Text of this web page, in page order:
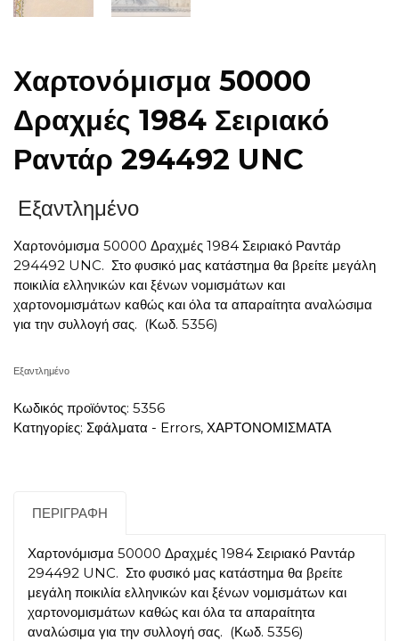
Χαρτονόμισμα 50000
Δραχμές 1984 Σειριακό
Ραντάρ 294492 UNC
Εξαντλημένο
Χαρτονόμισμα 50000 Δραχμές 1984 Σειριακό Ραντάρ
294492 UNC. Στο φυσικό μας κατάστημα θα βρείτε μεγάλη
ποικιλία ελληνικών και ξένων νομισμάτων και
χαρτονομισμάτων καθώς και όλα τα απαραίτητα αναλώσιμα
για την συλλογή σας. (Κωδ. 5356)
Εξαντλημένο
Κωδικός προϊόντος: 5356
Κατηγορίες: Σφάλματα - Errors, ΧΑΡΤΟΝΟΜΙΣΜΑΤΑ
ΠΕΡΙΓΡΑΦΉ
Χαρτονόμισμα 50000 Δραχμές 1984 Σειριακό Ραντάρ
294492 UNC. Στο φυσικό μας κατάστημα θα βρείτε
μεγάλη ποικιλία ελληνικών και ξένων νομισμάτων και
χαρτονομισμάτων καθώς και όλα τα απαραίτητα
αναλώσιμα για την συλλογή σας. (Κωδ. 5356)